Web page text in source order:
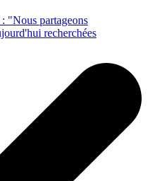
"Nous partageons
recherchées